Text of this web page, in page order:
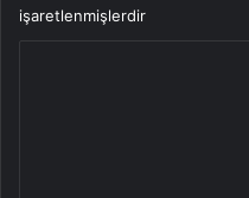
işaretlenmişlerdir